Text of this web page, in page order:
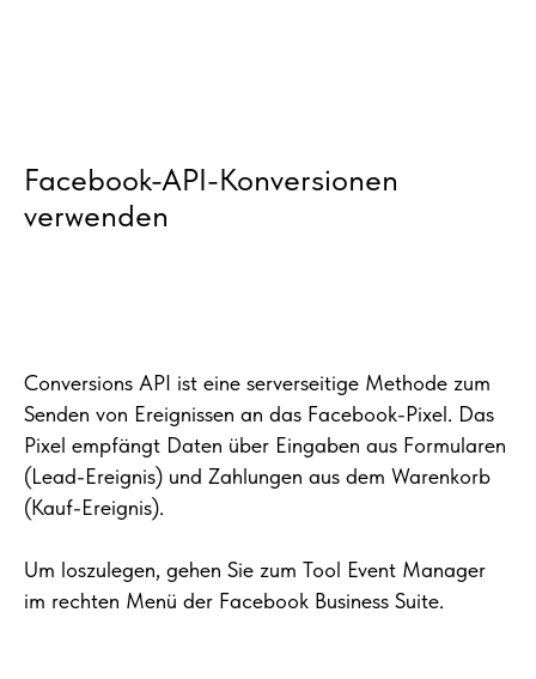
Facebook-API-Konversionen
verwenden
Conversions API ist eine serverseitige Methode zum
Senden von Ereignissen an das Facebook-Pixel. Das
Pixel empfängt Daten über Eingaben aus Formularen
(Lead-Ereignis) und Zahlungen aus dem Warenkorb
(Kauf-Ereignis).
Um loszulegen, gehen Sie zum Tool Event Manager
im rechten Menü der Facebook Business Suite.